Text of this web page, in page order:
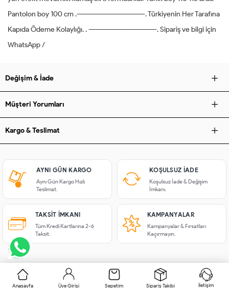
Pantolon boy 100 cm .---------------------------------. Türkiyenin Her Tarafına
Kapıda Ödeme Kolaylığı. . ---------------------------------. Sipariş ve bilgi için
WhatsApp /
Değişim & İade
Müşteri Yorumları
Kargo & Teslimat
AYNI GÜN KARGO
Aynı Gün Kargo Hızlı
Teslimat.
KOŞULSUZ IADE
Koşulsuz İade & Değişim
İmkanı.
TAKSIT İMKANI
Tüm Kredi Kartlarına 2-6
Taksit.
KAMPANYALAR
Kampanyalar & Fırsatları
Kaçırmayın.
Anasayfa Üye Girişi Sepetim Sipariş Takibi İletişim